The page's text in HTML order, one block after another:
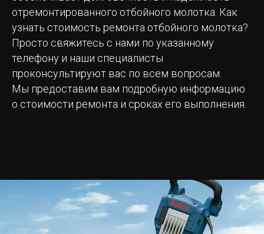
отремонтированного отбойного молотка. Как
узнать стоимость ремонта отбойного молотка?
Просто свяжитесь с нами по указанному
телефону и наши специалисты
проконсультируют вас по всем вопросам.
Мы предоставим вам подробную информацию
о стоимости ремонта и сроках его выполнения.